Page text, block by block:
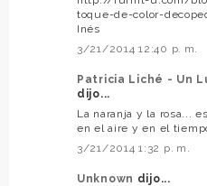
toque-de-color-
Inés
3/21/2014 12:40 p. m.
Patricia Liché - Un
dijo...
La naranja y la rosa...
en el aire y en el
3/21/2014 1:32 p. m.
Unknown dijo...